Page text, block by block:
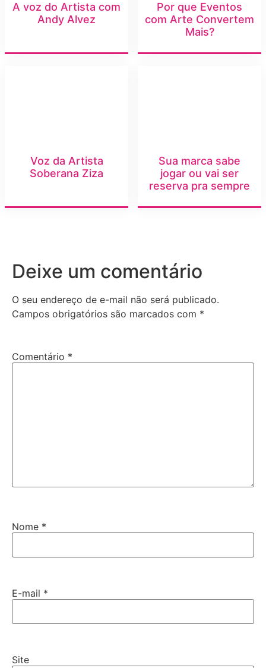
A voz do Artista com
Andy Alvez
Por que Eventos
com Arte Convertem
Mais?
Voz da Artista
Soberana Ziza
Sua marca sabe
jogar ou vai ser
reserva pra sempre
Deixe um comentário
O seu endereço de e-mail não será publicado.
Campos obrigatórios são marcados com *
Comentário *
Nome *
E-mail *
Site